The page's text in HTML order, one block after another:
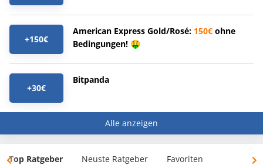
+150€
American Express Gold/Rosé: 150€ ohne
Bedingungen! 🤑
+30€
Bitpanda
Alle anzeigen
Top Ratgeber Neuste Ratgeber Favoriten